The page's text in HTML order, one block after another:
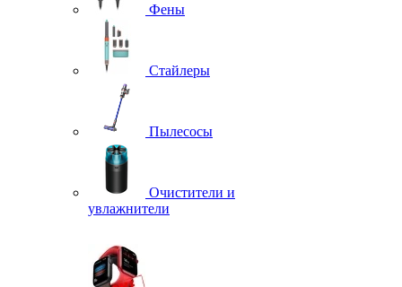
Фены
Стайлеры
Пылесосы
Очистители и
увлажнители